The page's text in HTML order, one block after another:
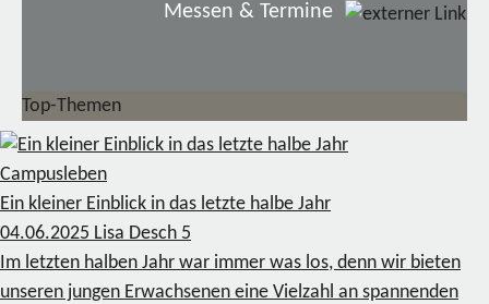
Messen & Termine
Top-Themen
Campusleben
Ein kleiner Einblick in das letzte halbe Jahr
04.06.2025 Lisa Desch 5
Im letzten halben Jahr war immer was los, denn wir bieten
unseren jungen Erwachsenen eine Vielzahl an spannenden